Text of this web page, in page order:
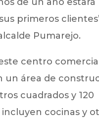
primeros
Pumarejo.
centro comercial
un área de
cuadrados y 120
incluyen cocinas y